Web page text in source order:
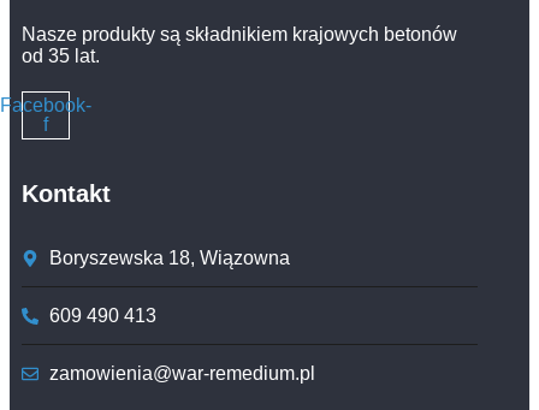
Nasze produkty są składnikiem krajowych betonów
od 35 lat.
Facebook-
f
Kontakt
Boryszewska 18, Wiązowna
609 490 413
zamowienia@war-remedium.pl